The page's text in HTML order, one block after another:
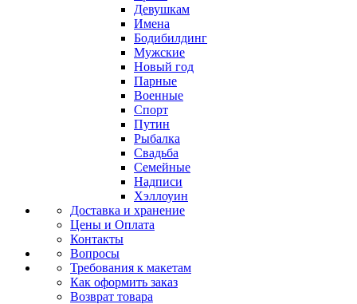
Девушкам
Имена
Бодибилдинг
Мужские
Новый год
Парные
Военные
Спорт
Путин
Рыбалка
Свадьба
Семейные
Надписи
Хэллоуин
Доставка и хранение
Цены и Оплата
Контакты
Вопросы
Требования к макетам
Как оформить заказ
Возврат товара